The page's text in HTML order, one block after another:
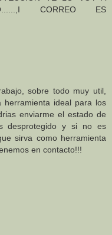
CORREO ES
sobre todo muy util,
herramienta ideal para los
enviarme el estado de
desprotegido y si no es
sirva como herramienta
en contacto!!!